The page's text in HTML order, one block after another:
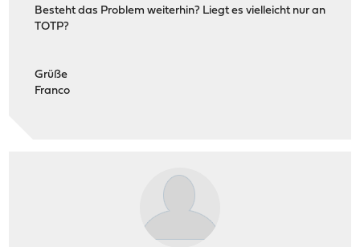
Besteht das Problem weiterhin? Liegt es vielleicht nur an
TOTP?
Grüße
Franco